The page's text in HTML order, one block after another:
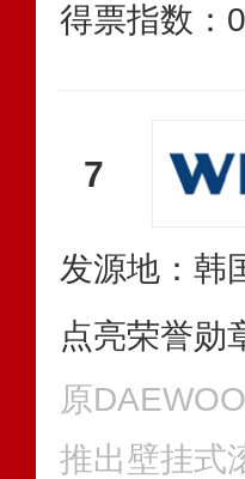
得票指数： 0
7
发源地：韩
点亮荣誉勋
原
推出壁挂式